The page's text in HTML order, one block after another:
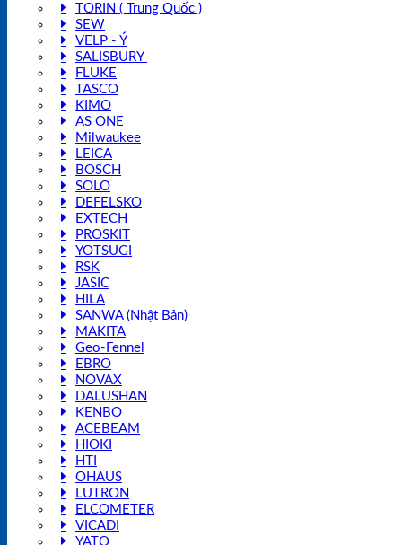
TORIN ( Trung Quốc )
SEW
VELP - Ý
SALISBURY
FLUKE
TASCO
KIMO
AS ONE
Milwaukee
LEICA
BOSCH
SOLO
DEFELSKO
EXTECH
PROSKIT
YOTSUGI
RSK
JASIC
HILA
SANWA (Nhật Bản)
MAKITA
Geo-Fennel
EBRO
NOVAX
DALUSHAN
KENBO
ACEBEAM
HIOKI
HTI
OHAUS
LUTRON
ELCOMETER
VICADI
YATO